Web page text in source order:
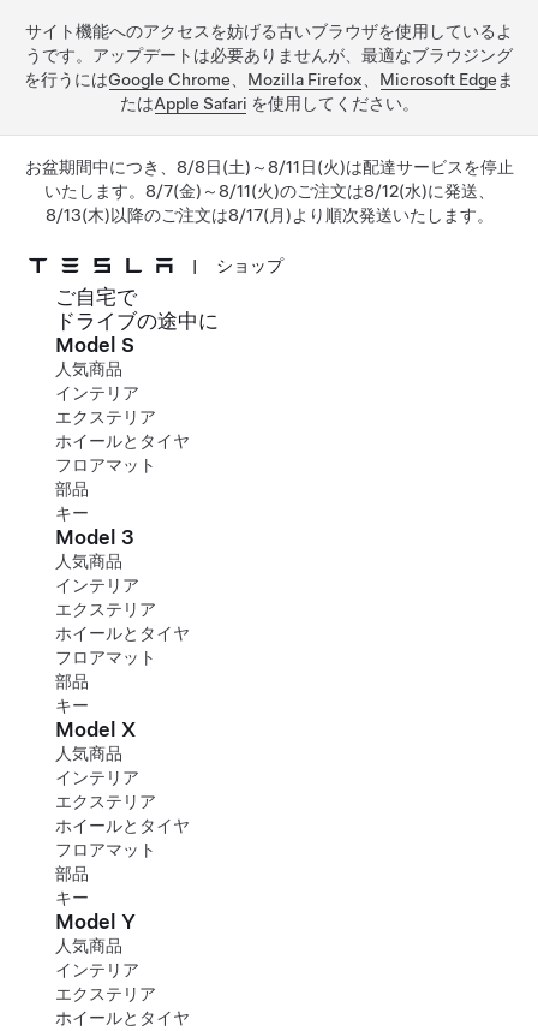
サイト機能へのアクセスを妨げる古いブラウザを使用しているよ
うです。アップデートは必要ありませんが、最適なブラウジング
を行うにはGoogle Chrome Mozilla Firefox Microsoft Edge ま
たはApple Safari を使用してください。
お盆期間中につき、8/8日(土)～8/11日(火)は配達サービスを停止
いたします。8/7(金)～8/11(火)のご注文は8/12(水)に発送、
8/13(木)以降のご注文は8/17(月)より順次発送いたします。
メインコンテンツへスキップ
| ショップ
ご自宅で
ドライブの途中に
Model S
人気商品
インテリア
エクステリア
ホイールとタイヤ
フロアマット
部品
キー
Model 3
人気商品
インテリア
エクステリア
ホイールとタイヤ
フロアマット
部品
キー
Model X
人気商品
インテリア
エクステリア
ホイールとタイヤ
フロアマット
部品
キー
Model Y
人気商品
インテリア
エクステリア
ホイールとタイヤ